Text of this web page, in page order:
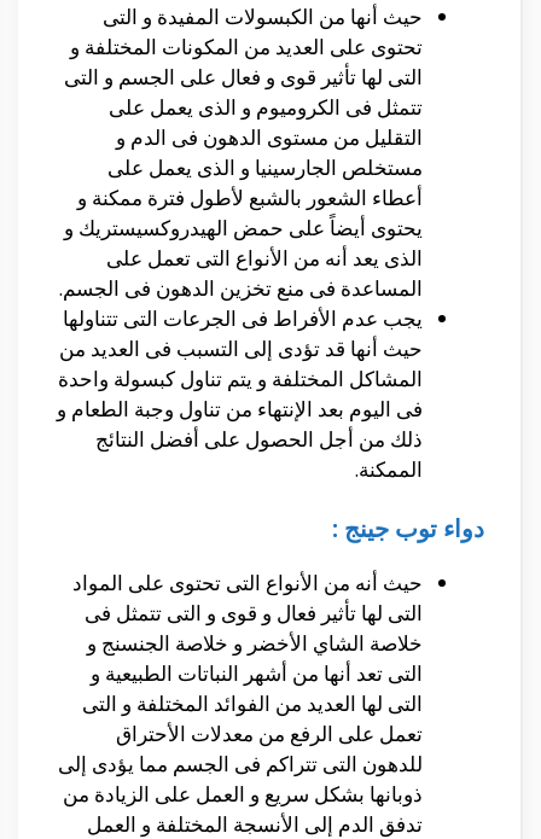
حيث أنها من الكبسولات المفيدة و التى
تحتوى على العديد من المكونات المختلفة و
التى لها تأثير قوى و فعال على الجسم و التى
تتمثل فى الكروميوم و الذى يعمل على
التقليل من مستوى الدهون فى الدم و
مستخلص الجارسينيا و الذى يعمل على
أعطاء الشعور بالشبع لأطول فترة ممكنة و
يحتوى أيضاً على حمض الهيدروكسيستريك و
الذى يعد أنه من الأنواع التى تعمل على
المساعدة فى منع تخزين الدهون فى الجسم.
يجب عدم الأفراط فى الجرعات التى تتناولها
حيث أنها قد تؤدى إلى التسبب فى العديد من
المشاكل المختلفة و يتم تناول كبسولة واحدة
فى اليوم بعد الإنتهاء من تناول وجبة الطعام و
ذلك من أجل الحصول على أفضل النتائج
الممكنة.
دواء توب جينج :
حيث أنه من الأنواع التى تحتوى على المواد
التى لها تأثير فعال و قوى و التى تتمثل فى
خلاصة الشاي الأخضر و خلاصة الجنسنج و
التى تعد أنها من أشهر النباتات الطبيعية و
التى لها العديد من الفوائد المختلفة و التى
تعمل على الرفع من معدلات الأحتراق
للدهون التى تتراكم فى الجسم مما يؤدى إلى
ذوبانها بشكل سريع و العمل على الزيادة من
تدفق الدم إلى الأنسجة المختلفة و العمل